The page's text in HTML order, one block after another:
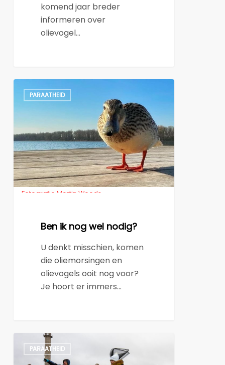
komend jaar breder
informeren over
olievogel…
Fotografie Martin Woods
nog
wel
nodig?
PARAATHEID
Ben ik nog wel nodig?
U denkt misschien, komen
die oliemorsingen en
olievogels ooit nog voor?
Je hoort er immers…
Hoeveel
getrainde
PARAATHEID